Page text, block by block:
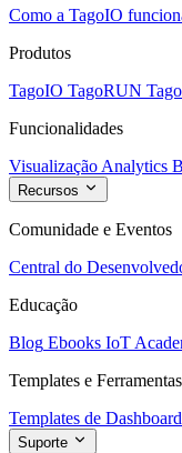
Como a TagoIO
Produtos
TagoIO TagoRUN
Funcionalidades
Visualização Analytics
Recursos
Comunidade e Eventos
Central do
Educação
Blog Ebooks IoT
Templates e Ferramentas
Templates de Dashboard
Suporte